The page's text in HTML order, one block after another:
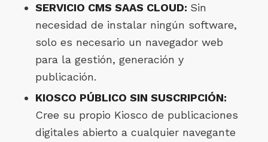
SERVICIO CMS SAAS CLOUD: Sin
necesidad de instalar ningún software,
solo es necesario un navegador web
para la gestión, generación y
publicación.
KIOSCO PÚBLICO SIN SUSCRIPCIÓN:
Cree su propio Kiosco de publicaciones
digitales abierto a cualquier navegante